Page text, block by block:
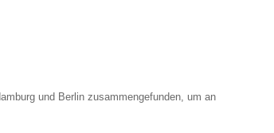
und Berlin zusammengefunden, um an